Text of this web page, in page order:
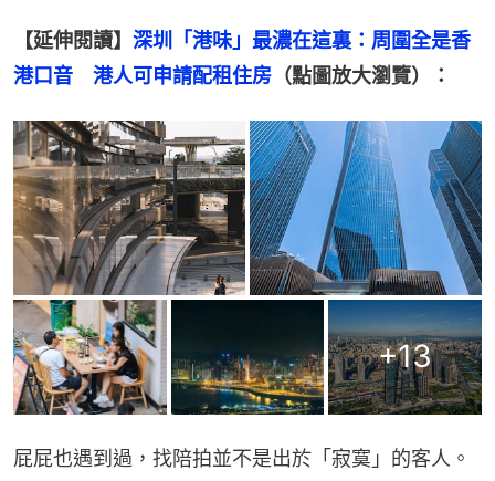
【延伸閱讀】 深圳「港味」最濃在這裏：周圍全是香
港口音　港人可申請配租住房 （點圖放大瀏覽）：
+13
屁屁也遇到過，找陪拍並不是出於「寂寞」的客人。